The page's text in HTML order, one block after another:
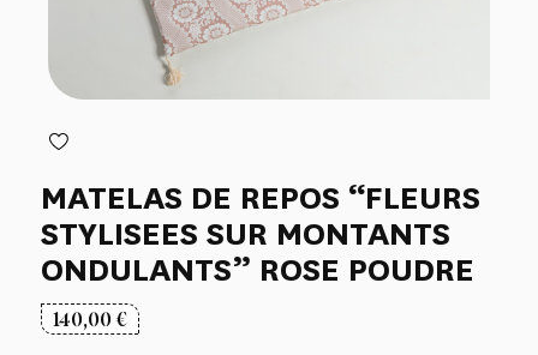
MATELAS DE REPOS “FLEURS
STYLISEES SUR MONTANTS
ONDULANTS” ROSE POUDRE
140,00€